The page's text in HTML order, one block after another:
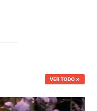
VER TODO